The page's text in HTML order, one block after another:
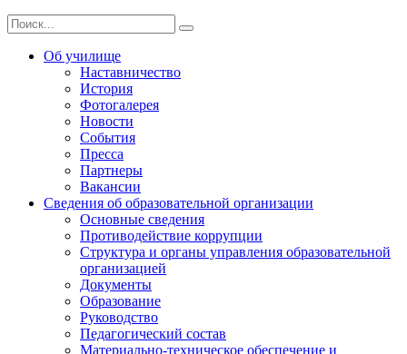
Об училище
Наставничество
История
Фотогалерея
Новости
События
Пресса
Партнеры
Вакансии
Сведения об образовательной организации
Основные сведения
Противодействие коррупции
Структура и органы управления образовательной
организацией
Документы
Образование
Руководство
Педагогический состав
Материально-техническое обеспечение и